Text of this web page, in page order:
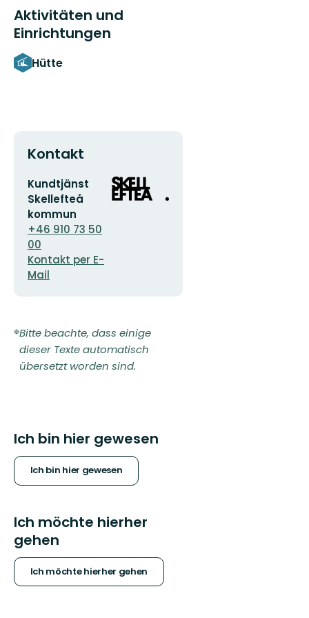
Aktivitäten und
Einrichtungen
Hütte
Kontakt
E-
Mail-
Adresse
Kundtjänst
Skellefteå
kommun
+46 910 73 50
00
Kontakt per E-
Mail
Logotyp
der
Bitte beachte, dass einige
dieser Texte automatisch
übersetzt worden sind.
Ich bin hier gewesen
Ich bin hier gewesen
Ich möchte hierher
gehen
Ich möchte hierher gehen